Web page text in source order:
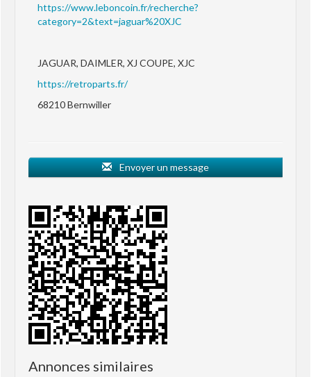
https://www.leboncoin.fr/recherche?
category=2&text=jaguar%20XJC
JAGUAR, DAIMLER, XJ COUPE, XJC
https://retroparts.fr/
68210 Bernwiller
Envoyer un message
Annonces similaires